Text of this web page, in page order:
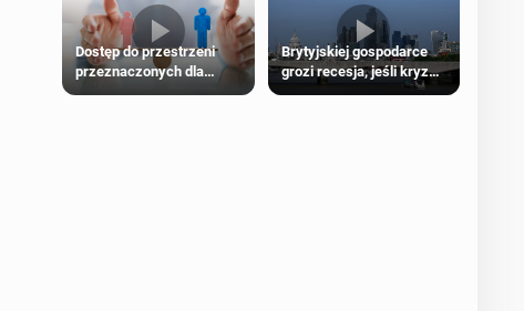
Dostęp do przestrzeni
przeznaczonych dla
jednej płci ma opierać się
Brytyjskiej gospodarce
grozi recesja, jeśli kryzys
na Bliskim Wschodzie się